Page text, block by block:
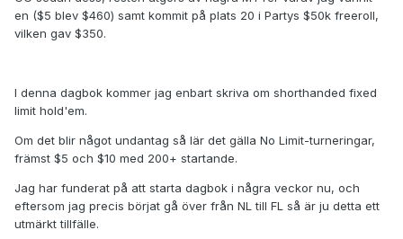
en ($5 blev $460) samt kommit på plats 20 i Partys $50k freeroll,
vilken gav $350.
I denna dagbok kommer jag enbart skriva om shorthanded fixed
limit hold'em.
Om det blir något undantag så lär det gälla No Limit-turneringar,
främst $5 och $10 med 200+ startande.
Jag har funderat på att starta dagbok i några veckor nu, och
eftersom jag precis börjat gå över från NL till FL så är ju detta ett
utmärkt tillfälle.